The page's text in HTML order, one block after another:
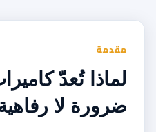
مقدمة
لماذا تُعدّ
ضرورة لا